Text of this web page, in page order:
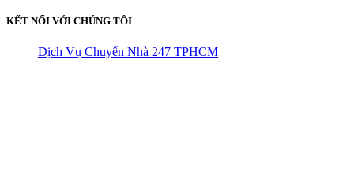
KẾT NỐI VỚI CHÚNG TÔI
Dịch Vụ Chuyển Nhà 247 TPHCM